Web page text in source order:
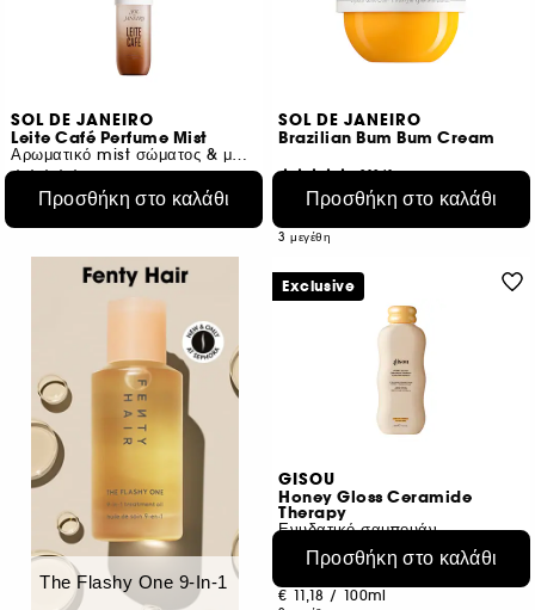
SOL DE JANEIRO
Leite Café Perfume Mist
Αρωματικό mist σώματος & μαλλιών
75
€ 25,95
Προσθήκη στο καλάθι
SOL DE JANEIRO
Brazilian Bum Bum Cream
31861
€ 23,95
3 μεγέθη
Προσθήκη στο καλάθι
The Flashy One 9-In-1
GISOU
Honey Gloss Ceramide
Therapy
Ενυδατικό σαμπουάν
14
€ 15,50
€ 11,18 / 100ml
Προσθήκη στο καλάθι
Exclusive